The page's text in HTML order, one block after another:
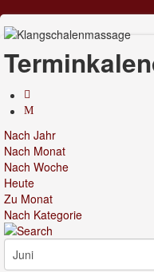
Nach Jahr
Nach Monat
Nach Woche
Heute
Zu Monat
Nach Kategorie